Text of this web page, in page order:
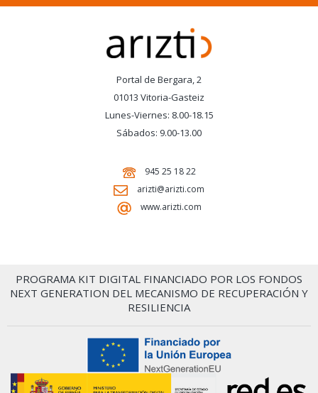
Portal de Bergara, 2
01013 Vitoria-Gasteiz
Lunes-Viernes: 8.00-18.15
Sábados: 9.00-13.00
945 25 18 22
arizti@arizti.com
www.arizti.com
PROGRAMA KIT DIGITAL FINANCIADO POR LOS FONDOS
NEXT GENERATION DEL MECANISMO DE RECUPERACIÓN Y
RESILIENCIA